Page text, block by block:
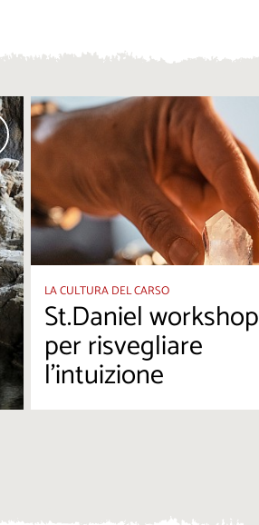
LA CULTURA DEL CARSO
St.Daniel workshop
per risvegliare
l’intuizione